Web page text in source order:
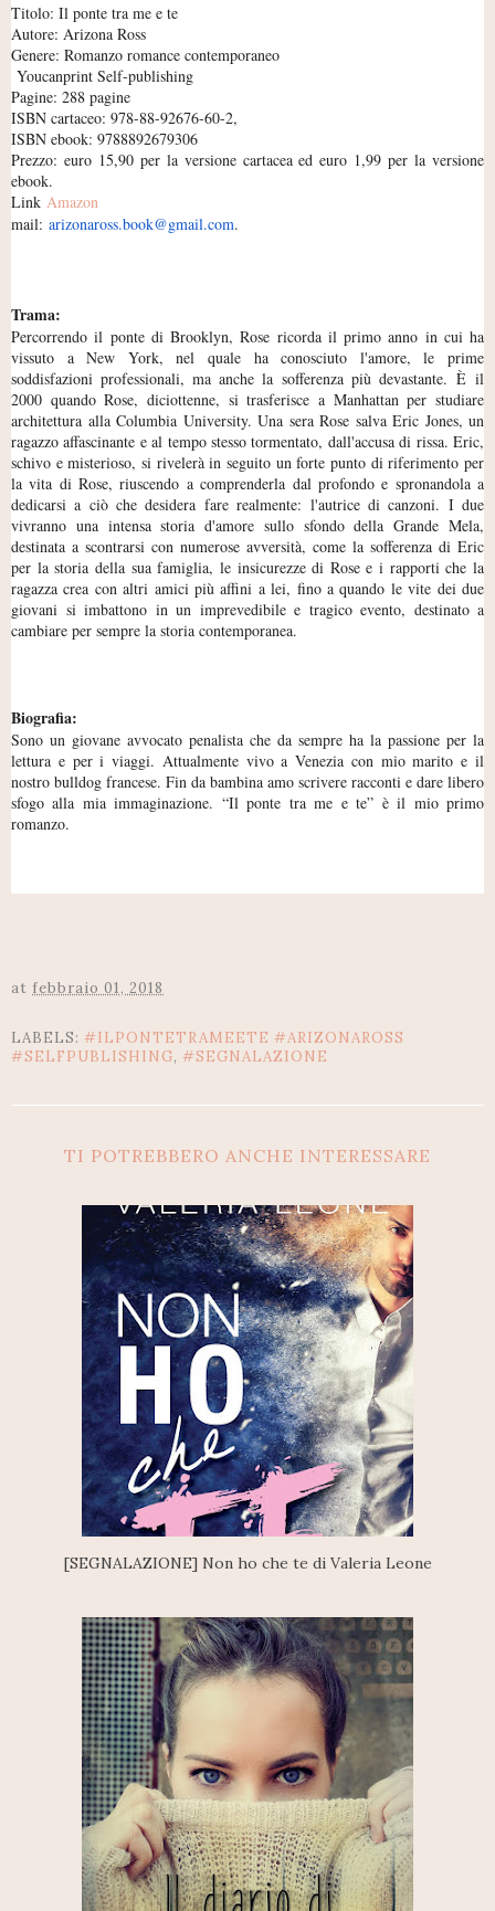
Titolo: Il ponte tra me e te
Autore: Arizona Ross
Genere: Romanzo romance contemporaneo
Youcanprint Self-publishing
Pagine: 288 pagine
ISBN cartaceo: 978-88-92676-60-2,
ISBN ebook: 9788892679306
Prezzo: euro 15,90 per la versione cartacea ed euro 1,99 per la versione
ebook.
Link Amazon
mail: arizonaross.book@gmail.com.
Trama:
Percorrendo il ponte di Brooklyn, Rose ricorda il primo anno in cui ha
vissuto a New York, nel quale ha conosciuto l'amore, le prime
soddisfazioni professionali, ma anche la sofferenza più devastante. È il
2000 quando Rose, diciottenne, si trasferisce a Manhattan per studiare
architettura alla Columbia University. Una sera Rose salva Eric Jones, un
ragazzo affascinante e al tempo stesso tormentato, dall'accusa di rissa. Eric,
schivo e misterioso, si rivelerà in seguito un forte punto di riferimento per
la vita di Rose, riuscendo a comprenderla dal profondo e spronandola a
dedicarsi a ciò che desidera fare realmente: l'autrice di canzoni. I due
vivranno una intensa storia d'amore sullo sfondo della Grande Mela,
destinata a scontrarsi con numerose avversità, come la sofferenza di Eric
per la storia della sua famiglia, le insicurezze di Rose e i rapporti che la
ragazza crea con altri amici più affini a lei, fino a quando le vite dei due
giovani si imbattono in un imprevedibile e tragico evento, destinato a
cambiare per sempre la storia contemporanea.
Biografia:
Sono un giovane avvocato penalista che da sempre ha la passione per la
lettura e per i viaggi. Attualmente vivo a Venezia con mio marito e il
nostro bulldog francese. Fin da bambina amo scrivere racconti e dare libero
sfogo alla mia immaginazione. “Il ponte tra me e te” è il mio primo
romanzo.
at febbraio 01, 2018
LABELS: #ILPONTETRAMEETE #ARIZONAROSS
#SELFPUBLISHING, #SEGNALAZIONE
TI POTREBBERO ANCHE INTERESSARE
[SEGNALAZIONE] Non ho che te di Valeria Leone